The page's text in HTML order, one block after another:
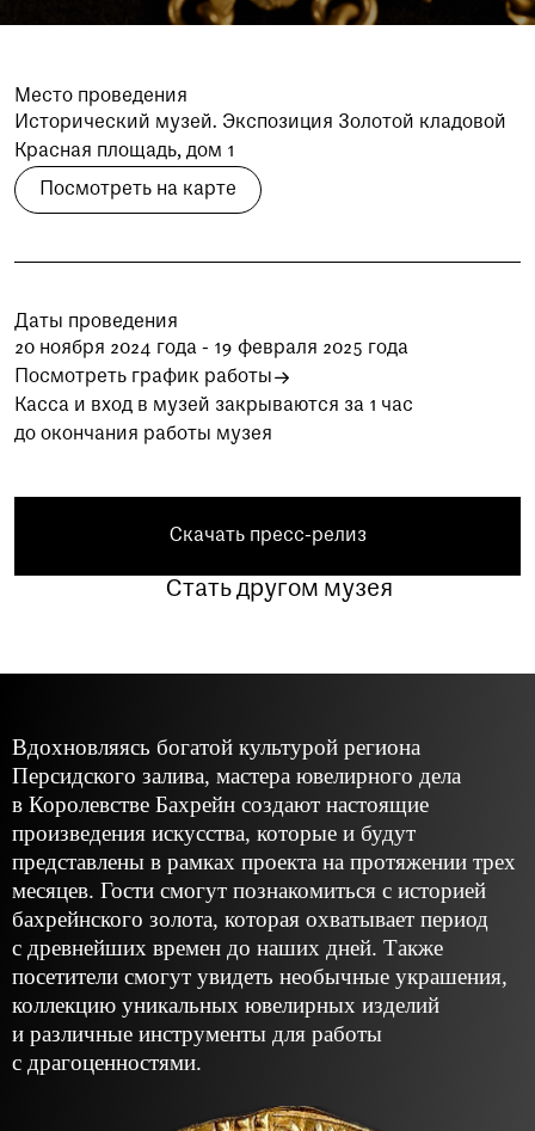
Просим вас пройти опрос
о качестве работы музея. Ваше
мнение поможет нам стать лучше!
Место проведения
Исторический музей. Экспозиция Золотой кладовой
Красная площадь, дом 1
Посмотреть на карте
Даты проведения
20 ноября 2024 года - 19 февраля 2025 года
Посмотреть график работы
Касса и вход в музей закрываются за 1 час
до окончания работы музея
Скачать пресс-релиз
Стать другом музея
Вдохновляясь богатой культурой региона
Персидского залива, мастера ювелирного дела
в Королевстве Бахрейн создают настоящие
произведения искусства, которые и будут
представлены в рамках проекта на протяжении трех
месяцев. Гости смогут познакомиться с историей
бахрейнского золота, которая охватывает период
с древнейших времен до наших дней. Также
посетители смогут увидеть необычные украшения,
коллекцию уникальных ювелирных изделий
и различные инструменты для работы
с драгоценностями.